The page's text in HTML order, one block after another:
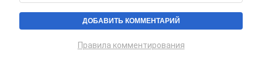
Правила комментирования